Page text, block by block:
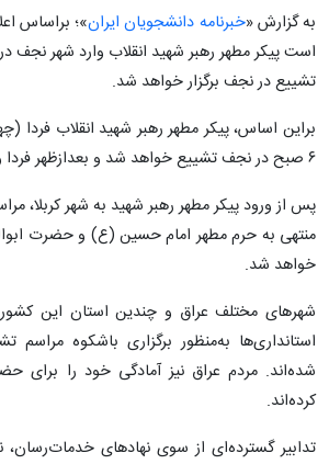
به گزارش «خبرنامه دانشجویان ایران»؛ براساس
است پیکر مطهر رهبر شهید انقلاب وارد شهر نجف
تشییع در نجف برگزار خواهد شد.
۶ صبح در نجف تشییع خواهد شد و بعدازظهر فردا وارد کربلا می‌شود.
پس از ورود پیکر مطهر رهبر شهید به شهر کربلا،
منتهی به حرم مطهر امام حسین (ع) و حضرت
خواهد شد.
شهرهای مختلف عراق و چندین استان این
استانداری‌ها به‌منظور برگزاری باشکوه مراسم
شده‌اند. مردم عراق نیز آمادگی خود را برای
کرده‌اند.
تدابیر گسترده‌ای از سوی نهادهای